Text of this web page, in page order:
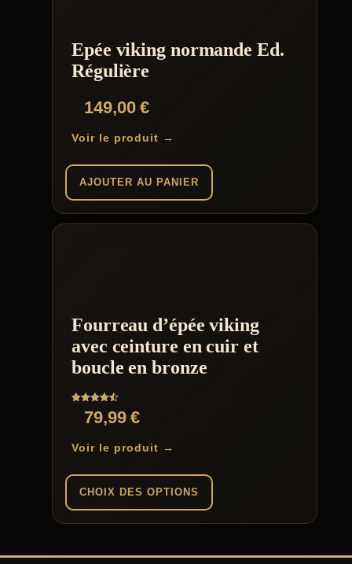
Epée viking normande Ed.
Régulière
149,00€
Voir le produit →
AJOUTER AU PANIER
Fourreau d’épée viking
avec ceinture en cuir et
boucle en bronze
Note
4.5079,99€
Voir le produit →
CHOIX DES OPTIONS
a